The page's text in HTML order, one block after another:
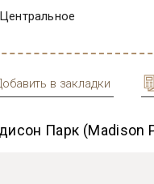
Центральное
в закладки
Парк (Madison